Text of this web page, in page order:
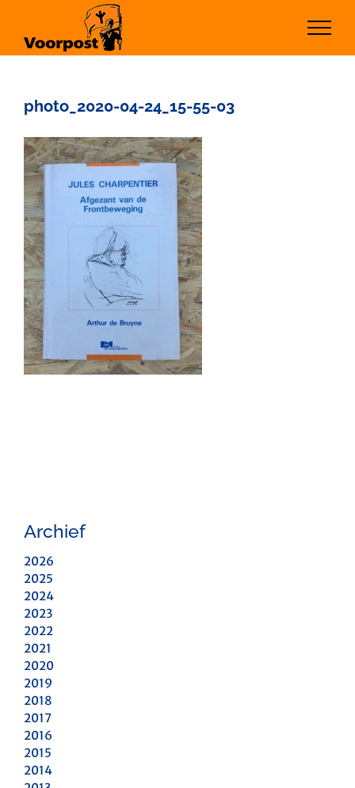
inhoud
photo_2020-04-24_15-55-03
Archief
2026
2025
2024
2023
2022
2021
2020
2019
2018
2017
2016
2015
2014